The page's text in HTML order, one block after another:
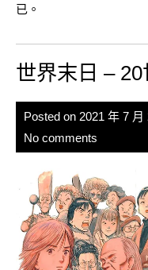
已。
世界末日 –
Posted on 2021 年 7 月
No comments